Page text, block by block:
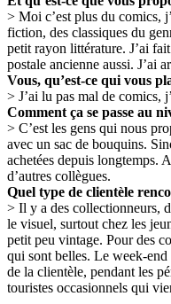
> Moi c’est plus du comics,
fiction, des classiques du
petit rayon littérature. J’ai
postale ancienne aussi. J’ai
Vous, qu’est-ce qui vous
> J’ai lu pas mal de comics,
Comment ça se passe au
> C’est les gens qui nous
avec un sac de bouquins.
achetées depuis longtemps.
d’autres collègues.
Quel type de clientèle
> Il y a des collectionneurs,
le visuel, surtout chez les
petit peu vintage. Pour des
qui sont belles. Le week-end
de la clientèle, pendant les
touristes occasionnels qui